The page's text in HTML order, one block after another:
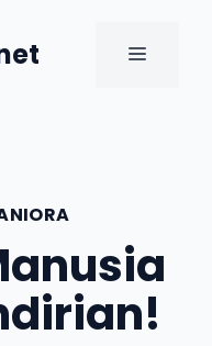
MENU